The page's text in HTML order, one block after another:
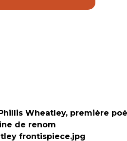
Phillis Wheatley, première
de renom